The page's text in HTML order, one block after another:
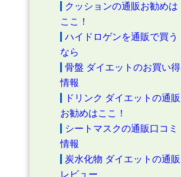
クッションの通販お勧めは
ここ！
ハイドロゲンを通販で買う
なら
骨盤 ダイエットのお買い得
情報
ドリンク ダイエットの通販
お勧めはここ！
シートマスクの通販口コミ
情報
炭水化物 ダイエットの通販
レビュー